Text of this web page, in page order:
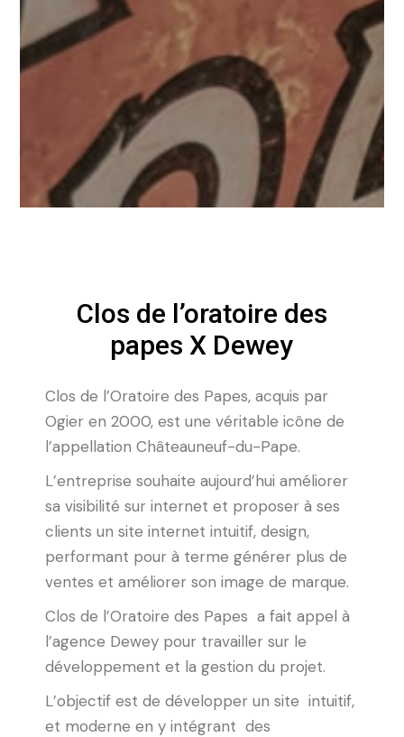
Clos de l’oratoire des
papes X Dewey
Clos de l’Oratoire des Papes, acquis par
Ogier en 2000, est une véritable icône de
l’appellationChâteauneuf-du-Pape.
L’entreprise souhaite aujourd’hui améliorer
sa visibilité sur internet et proposer à ses
clients un site internet intuitif, design,
performant pour à terme générer plus de
ventes et améliorer son image de marque.
Clos de l’Oratoire des Papes a fait appel à
l’agence Dewey pour travailler sur le
développement et la gestion du projet.
L’objectif est de développer un siteintuitif,
et moderne en y intégrant des